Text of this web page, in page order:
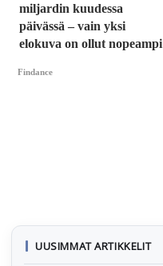
miljardin kuudessa
päivässä – vain yksi
elokuva on ollut nopeampi
Findance
UUSIMMAT ARTIKKELIT